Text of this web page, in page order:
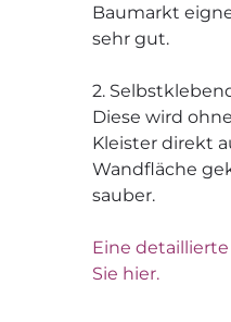
Baumarkt
sehr gut.
2.
Diese wird
Kleister direkt
Wandfläche
sauber.
Eine
Sie hier.